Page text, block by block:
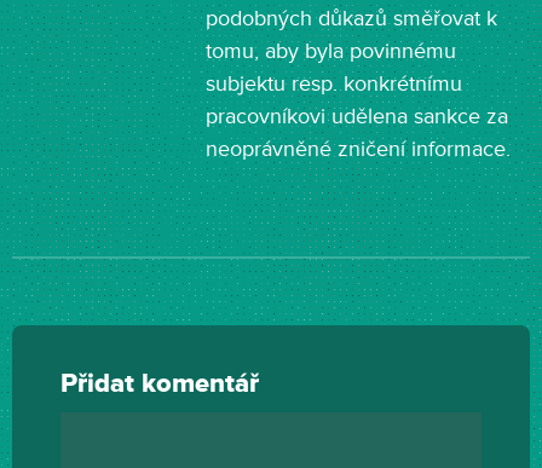
podobných důkazů směřovat k
tomu, aby byla povinnému
subjektu resp. konkrétnímu
pracovníkovi udělena sankce za
neoprávněné zničení informace.
Přidat komentář